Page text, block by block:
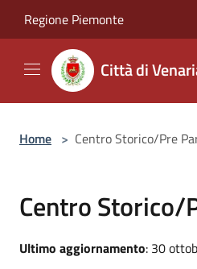
Regione Piemonte
Città di
Home > Centro Storico/Pre
Centro Storico/
Ultimo aggiornamento: 30